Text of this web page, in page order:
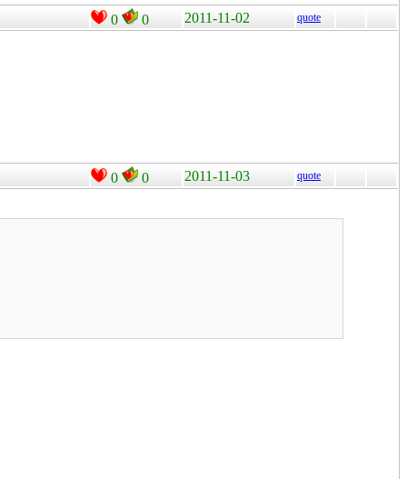
0 0 2011-11-02 quote
0 0 2011-11-03 quote